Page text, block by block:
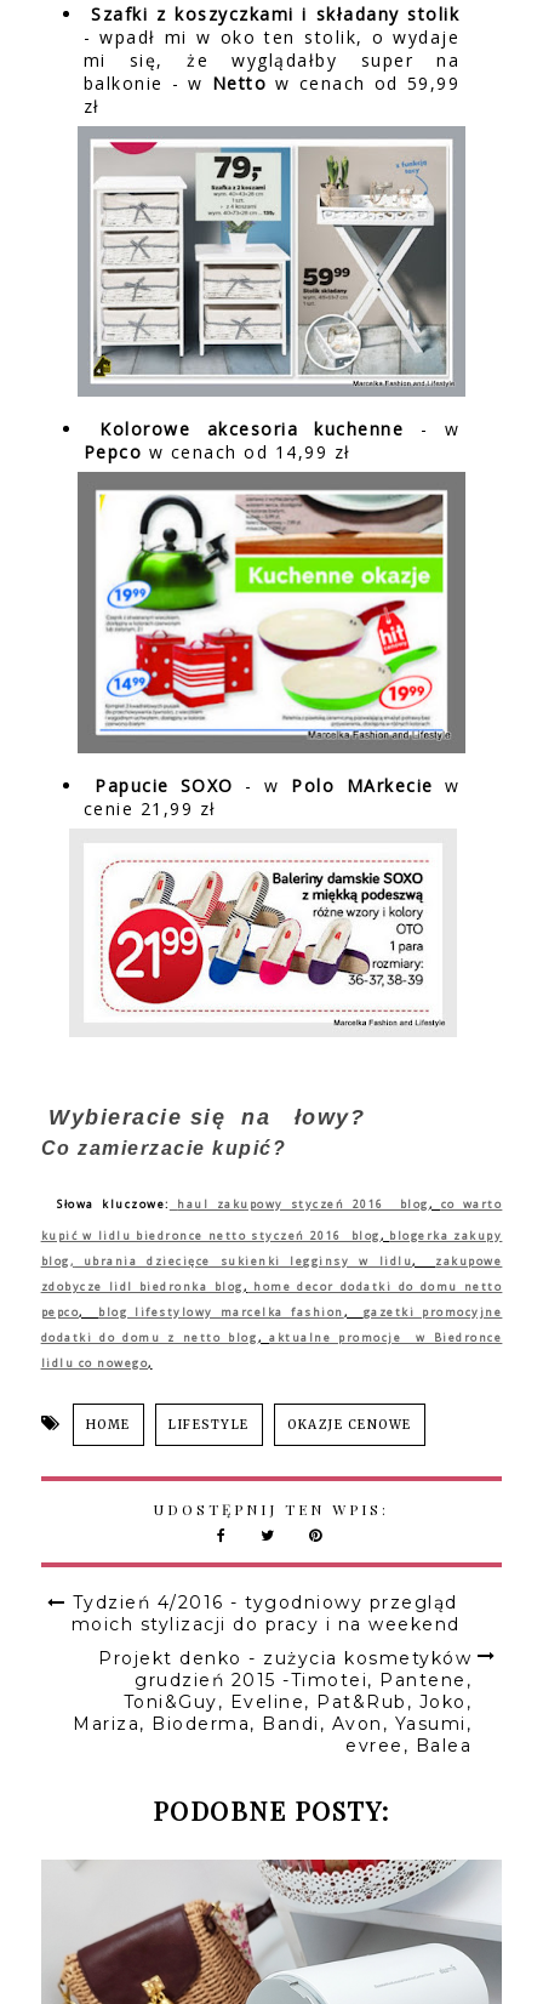
Szafki z koszyczkami i składany stolik
- wpadł mi w oko ten stolik, o wydaje
mi się, że wyglądałby super na
balkonie - w Netto w cenach od 59,99
zł
Kolorowe akcesoria kuchenne - w
Pepco w cenach od 14,99 zł
Papucie SOXO - w Polo MArkecie w
cenie 21,99 zł
Wybieracie się na łowy?
Co zamierzacie kupić?
Słowa kluczowe: haul zakupowy styczeń 2016 blog, co warto
kupić w lidlu biedronce netto styczeń 2016 blog, blogerka zakupy
blog, ubrania dziecięce sukienki legginsy w lidlu, zakupowe
zdobycze lidl biedronka blog, home decor dodatki do domu netto
pepco, blog lifestylowy marcelka fashion, gazetki promocyjne
dodatki do domu z netto blog,aktualne promocje w Biedronce
lidlu co nowego,
HOME LIFESTYLE OKAZJE CENOWE
UDOSTĘPNIJ TEN WPIS:
Tydzień 4/2016 - tygodniowy przegląd
moich stylizacji do pracy i na weekend
Projekt denko - zużycia kosmetyków
grudzień 2015 -Timotei, Pantene,
Toni&Guy, Eveline, Pat&Rub, Joko,
Mariza, Bioderma, Bandi, Avon, Yasumi,
evree, Balea
PODOBNE POSTY: